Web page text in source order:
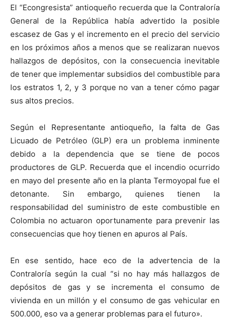
El “Econgresista” antioqueño recuerda que la Contraloría
General de la República había advertido la posible
escasez de Gas y el incremento en el precio del servicio
en los próximos años a menos que se realizaran nuevos
hallazgos de depósitos, con la consecuencia inevitable
de tener que implementar subsidios del combustible para
los estratos 1, 2, y 3 porque no van a tener cómo pagar
sus altos precios.
Según el Representante antioqueño, la falta de Gas
Licuado de Petróleo (GLP) era un problema inminente
debido a la dependencia que se tiene de pocos
productores de GLP. Recuerda que el incendio ocurrido
en mayo del presente año en la planta Termoyopal fue el
detonante. Sin embargo, quienes tienen la
responsabilidad del suministro de este combustible en
Colombia no actuaron oportunamente para prevenir las
consecuencias que hoy tienen en apuros al País.
En ese sentido, hace eco de la advertencia de la
Contraloría según la cual “si no hay más hallazgos de
depósitos de gas y se incrementa el consumo de
vivienda en un millón y el consumo de gas vehicular en
500.000, eso va a generar problemas para el futuro».